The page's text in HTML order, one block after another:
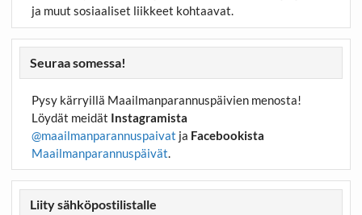
ja muut sosiaaliset liikkeet kohtaavat.
Seuraa somessa!
Pysy kärryillä Maailmanparannuspäivien menosta!
Löydät meidät Instagramista
@maailmanparannuspaivat ja Facebookista
Maailmanparannuspäivät.
Liity sähköpostilistalle